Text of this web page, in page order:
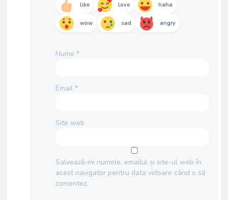
like love haha
wow sad angry
Nume *
Email *
Site web
Salvează-mi numele, emailul și site-ul web în
acest navigator pentru data viitoare când o să
comentez.